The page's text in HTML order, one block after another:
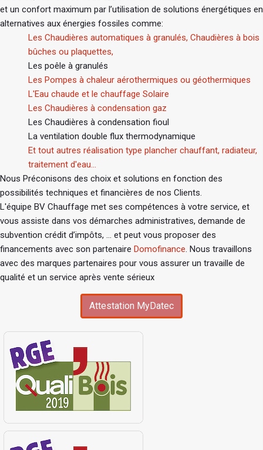
et un confort maximum par l’utilisation de solutions énergétiques en
alternatives aux énergies fossiles comme:
Les Chaudières automatiques à granulés, Chaudières à bois
bûches ou plaquettes,
Les poêle à granulés
Les Pompes à chaleur aérothermiques ou géothermiques
L'Eau chaude et le chauffage Solaire
Les Chaudières à condensation gaz
Les Chaudières à condensation fioul
La ventilation double flux thermodynamique
Et tout autres réalisation type plancher chauffant, radiateur,
traitement d'eau...
Nous Préconisons des choix et solutions en fonction des
possibilités techniques et financières de nos Clients.
L'équipe BV Chauffage met ses compétences à votre service, et
vous assiste dans vos démarches administratives, demande de
subvention crédit d’impôts, ... et peut vous proposer des
financements avec son partenaire Domofinance. Nous travaillons
avec des marques partenaires pour vous assurer un travaille de
qualité et un service après vente sérieux
Attestation MyDatec